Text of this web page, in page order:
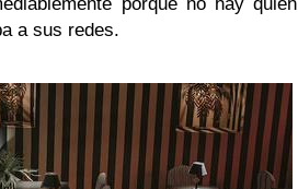
a sus redes.